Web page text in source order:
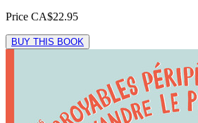
Price CA$22.95
BUY THIS BOOK